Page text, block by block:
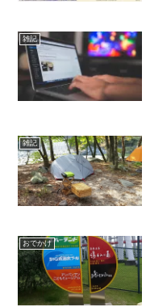
雑記
雑記
おでかけ